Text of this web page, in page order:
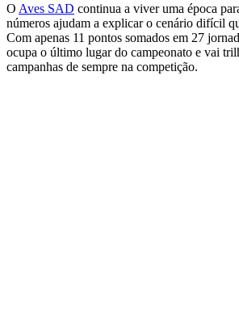
O Aves SAD continua a viver uma época
números ajudam a explicar o cenário difícil
Com apenas 11 pontos somados em 27
ocupa o último lugar do campeonato e vai
campanhas de sempre na competição.